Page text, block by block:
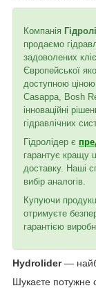
Компанія
продаємо
задоволених
Європейської
доступною
Casappa, Bosh
інноваційні
гідравлічних
Гідролідер є
гарантує кращу
доставку. Наші
вибір аналогів.
Купуючи
отримуєте
гарантією
Hydrolider—
Шукаєте потужне